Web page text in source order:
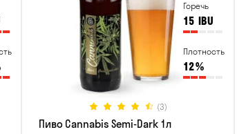
Горечь
15 IBU
Плотность
12%
(3)
Пиво Cannabis Semi-Dark 1л